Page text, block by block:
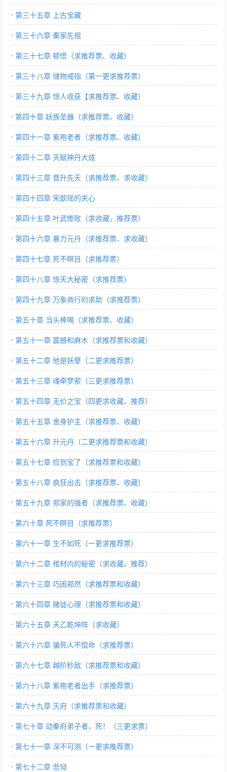
第三十五章 上古宝藏
第三十六章 秦家先祖
第三十七章 顿悟（求推荐票、收藏）
第三十八章 储物戒指（第一更求推荐票）
第三十九章 惊人收获【求推荐票、收藏）
第四十章 妖族圣器（求推荐票、收藏）
第四十一章 紫袍老者（求推荐票、收藏）
第四十二章 天赋神丹大成
第四十三章 晋升先天（求推荐票、求收藏）
第四十四章 宋歆瑶的关心
第四十五章 叶武惨败（求收藏，推荐票）
第四十六章 暴力元丹（求推荐票、求收藏）
第四十七章 死不瞑目（求推荐票）
第四十八章 惊天大秘密（求推荐票）
第四十九章 万象商行的求助（求推荐票）
第五十章 当头棒喝（求推荐票、收藏）
第五十一章 震撼和麻木（求推荐票和收藏）
第五十二章 他是妖孽（二更求推荐票）
第五十三章 魂牵梦萦（三更求推荐票）
第五十四章 无价之宝（四更求收藏、推荐）
第五十五章 舍身护主（求推荐票、收藏）
第五十六章 升元丹（二更求推荐票和收藏）
第五十七章 捡到宝了（求推荐票和收藏）
第五十八章 疯狂出击（求推荐票、收藏）
第五十九章 郑家的强者（求推荐票、收藏）
第六十章 死不瞑目（求推荐票）
第六十一章 生不如死（一更求推荐票）
第六十二章 棺材内的秘密（求收藏、推荐）
第六十三章 巧困郑然（求推荐票和收藏）
第六十四章 赌徒心理（求推荐票和收藏）
第六十五章 天乙乾坤阵（求收藏）
第六十六章 骗死人不偿命（求推荐票）
第六十七章 越阶秒敌（求推荐票和收藏）
第六十八章 紫袍老者出手（求推荐票）
第六十九章 灭府（求推荐票和收藏）
第七十章 动秦府弟子者，死！（三更求票）
第七十一章 深不可测（一更求推荐票）
第七十二章 悲恸